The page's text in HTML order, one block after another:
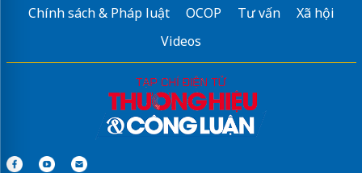
Chính sách & Pháp luật
OCOP Tư vấn
Xã hội
Videos